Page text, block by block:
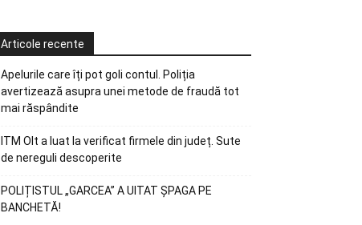
Articole recente
Apelurile care îți pot goli contul. Poliția
avertizează asupra unei metode de fraudă tot
mai răspândite
ITM Olt a luat la verificat firmele din județ. Sute
de nereguli descoperite
POLIȚISTUL „GARCEA” A UITAT ȘPAGA PE
BANCHETĂ!